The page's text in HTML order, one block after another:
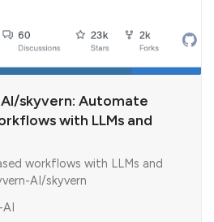
skyvern: Automate
with LLMs and
workflows with LLMs and
AI/skyvern
AI